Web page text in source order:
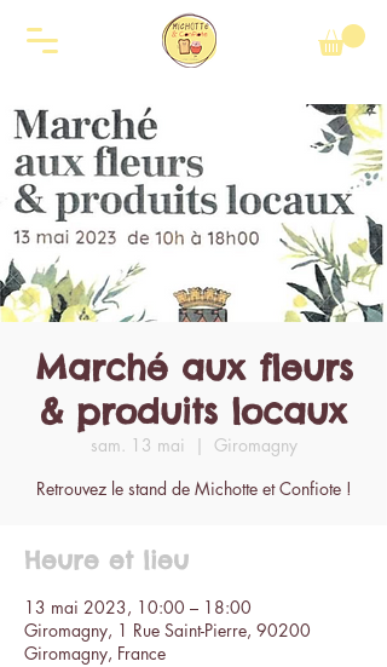
Marché aux fleurs
& produits locaux
sam. 13 mai
  |
Giromagny
Retrouvez le stand de Michotte et Confiote !
Heure et lieu
13 mai 2023, 10:00 – 18:00
Giromagny, 1 Rue Saint-Pierre, 90200
Giromagny, France